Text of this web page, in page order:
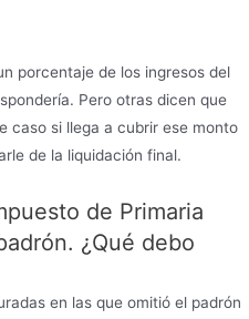
porcentaje de los ingresos del
Pero otras dicen que
caso si llega a cubrir ese monto
de la liquidación final.
de Primaria
¿Qué debo
en las que omitió el padrón